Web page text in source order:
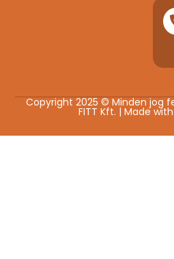
Copyright 2025 © Minden jog
FITT Kft. | Made